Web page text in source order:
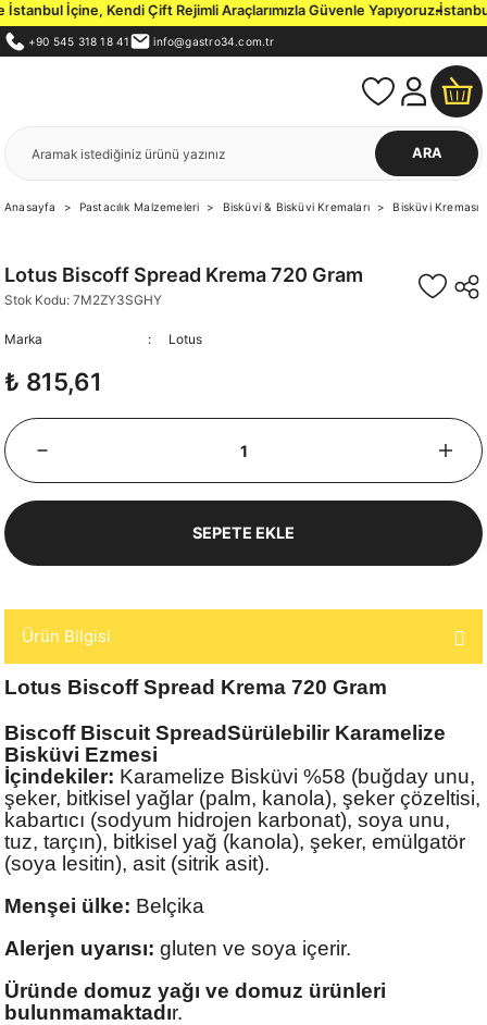
İçine, Kendi Çift Rejimli Araçlarımızla Güvenle Yapıyoruz.İstanbul
+90 545 318 18 41 info@gastro34.com.tr
ARA
Anasayfa Pastacılık Malzemeleri Bisküvi & Bisküvi Kremaları Bisküvi Kreması
Lotus Biscoff Spread Krema 720 Gram
Stok Kodu: 7M2ZY3SGHY
Marka Lotus
₺ 815,61
SEPETE EKLE
Ürün Bilgisi
Lotus Biscoff Spread Krema 720 Gram
Biscoff Biscuit SpreadSürülebilir Karamelize
Bisküvi Ezmesi
İçindekiler: Karamelize Bisküvi %58 (buğday unu,
şeker, bitkisel yağlar (palm, kanola), şeker çözeltisi,
kabartıcı (sodyum hidrojen karbonat), soya unu,
tuz, tarçın), bitkisel yağ (kanola), şeker, emülgatör
(soya lesitin), asit (sitrik asit).
Menşei ülke: Belçika
Alerjen uyarısı: gluten ve soya içerir.
Üründe domuz yağı ve domuz ürünleri
bulunmamaktadır.